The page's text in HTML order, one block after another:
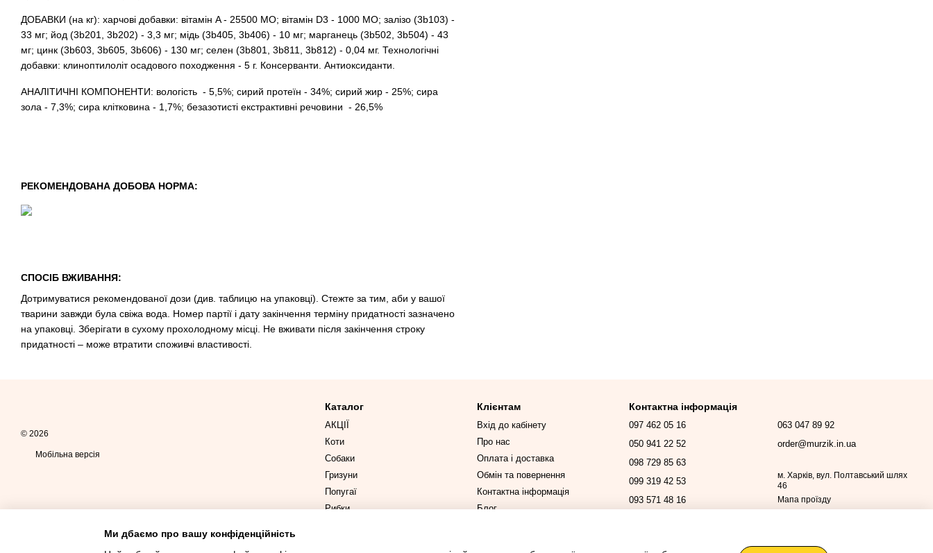
ДОБАВКИ (на кг): харчові добавки: вітамін A - 25500 MO; вітамін D3 - 1000 MO; залiзо (3b103) -
33 мг; йод (3b201, 3b202) - 3,3 мг; мiдь (3b405, 3b406) - 10 мг; марганець (3b502, 3b504) - 43
мг; цинк (3b603, 3b605, 3b606) - 130 мг; селен (3b801, 3b811, 3b812) - 0,04 мг. Технологічні
добавки: клиноптилоліт осадового походження - 5 г. Консерванти. Aнтиоксиданти.
АНАЛІТИЧНІ КОМПОНЕНТИ: вологість - 5,5%; сирий протеїн - 34%; сирий жир - 25%; сира
зола - 7,3%; сира клітковина - 1,7%; безазотисті екстрактивні речовини - 26,5%
РЕКОМЕНДОВАНА ДОБОВА НОРМА:
СПОСІБ ВЖИВАННЯ:
Дотримуватися рекомендованої дози (див. таблицю на упаковці). Стежте за тим, аби у вашої
тварини завжди була свіжа вода. Номер партії і дату закінчення терміну придатності зазначено
на упаковці. Зберігати в сухому прохолодному мiсці. Не вживати після закінчення строку
придатності – може втратити споживчі властивості.
© 2026
Мобільна версія
Каталог
АКЦІЇ
Коти
Собаки
Гризуни
Попугаї
Рибки
Клієнтам
Вхід до кабінету
Про нас
Оплата і доставка
Обмін та повернення
Контактна інформація
Блог
Контактна інформація
097 462 05 16
050 941 22 52
098 729 85 63
099 319 42 53
093 571 48 16
063 047 89 92
order@murzik.in.ua
м. Харків, вул. Полтавський шлях
46
Мапа проїзду
Ми дбаємо про вашу конфіденційність